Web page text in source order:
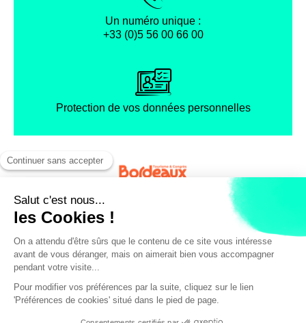
Un numéro unique :
+33 (0)5 56 00 66 00
Protection de vos données personnelles
Mentions légales
Conditions générales de vente
Politique de confidentialité
© Office de Tourisme et des Congrès de Bordeaux Métropole
459€ pour le side-car